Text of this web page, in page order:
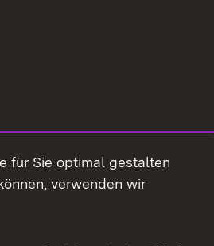
für Sie optimal gestalten
verwenden wir